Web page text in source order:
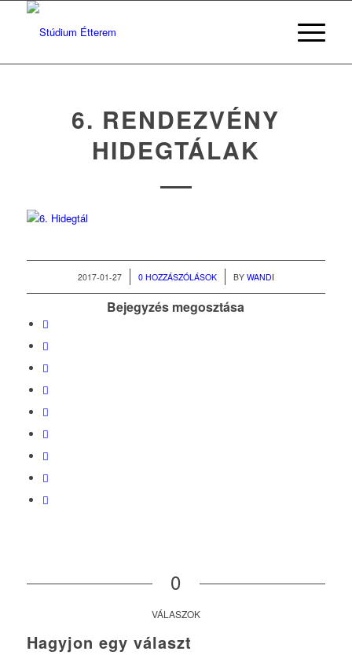
6. RENDEZVÉNY
HIDEGTÁLAK
2017-01-27
/ 0 HOZZÁSZÓLÁSOK
/ BY WANDI
Bejegyzés megosztása
0
VÁLASZOK
Hagyjon egy választ